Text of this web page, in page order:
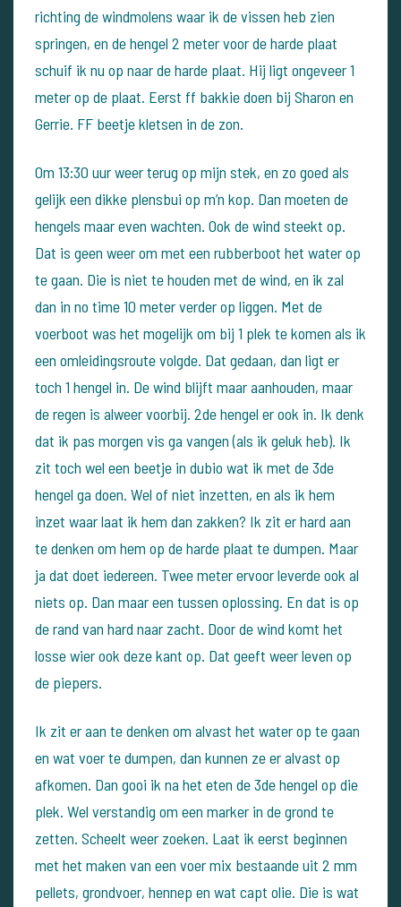
richting de windmolens waar ik de vissen heb zien
springen, en de hengel 2 meter voor de harde plaat
schuif ik nu op naar de harde plaat. Hij ligt ongeveer 1
meter op de plaat. Eerst ff bakkie doen bij Sharon en
Gerrie. FF beetje kletsen in de zon.
Om 13:30 uur weer terug op mijn stek, en zo goed als
gelijk een dikke plensbui op m’n kop. Dan moeten de
hengels maar even wachten. Ook de wind steekt op.
Dat is geen weer om met een rubberboot het water op
te gaan. Die is niet te houden met de wind, en ik zal
dan in no time 10 meter verder op liggen. Met de
voerboot was het mogelijk om bij 1 plek te komen als ik
een omleidingsroute volgde. Dat gedaan, dan ligt er
toch 1 hengel in. De wind blijft maar aanhouden, maar
de regen is alweer voorbij. 2de hengel er ook in. Ik denk
dat ik pas morgen vis ga vangen (als ik geluk heb). Ik
zit toch wel een beetje in dubio wat ik met de 3de
hengel ga doen. Wel of niet inzetten, en als ik hem
inzet waar laat ik hem dan zakken? Ik zit er hard aan
te denken om hem op de harde plaat te dumpen. Maar
ja dat doet iedereen. Twee meter ervoor leverde ook al
niets op. Dan maar een tussen oplossing. En dat is op
de rand van hard naar zacht. Door de wind komt het
losse wier ook deze kant op. Dat geeft weer leven op
de piepers.
Ik zit er aan te denken om alvast het water op te gaan
en wat voer te dumpen, dan kunnen ze er alvast op
afkomen. Dan gooi ik na het eten de 3de hengel op die
plek. Wel verstandig om een marker in de grond te
zetten. Scheelt weer zoeken. Laat ik eerst beginnen
met het maken van een voer mix bestaande uit 2 mm
pellets, grondvoer, hennep en wat capt olie. Die is wat